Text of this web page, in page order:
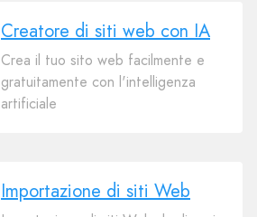
Creatore di siti web con IA
Crea il tuo sito web facilmente e
gratuitamente con l'intelligenza
artificiale
Importazione di siti Web